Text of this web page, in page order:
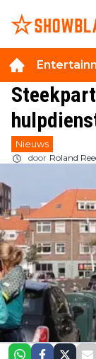
Nieuws
door Roland